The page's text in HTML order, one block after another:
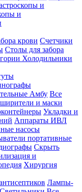
и
и
крови Счетчики
Столы для забора
Холодильники
Амбу Все
и маски
Укладки и
Аппараты ИВЛ
насосы
портативные
Скрыть
и
Хирургия
Лампы-